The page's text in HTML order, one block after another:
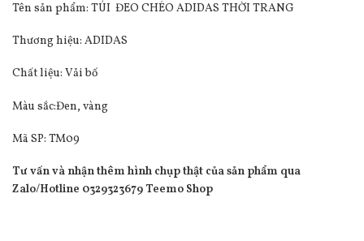
Tên sản phẩm: TÚI ĐEO CHÉO ADIDAS THỜI TRANG
Thương hiệu: ADIDAS
Chất liệu: Vải bố
Màu sắc:Đen, vàng
Mã SP: TM09
Tư vấn và nhận thêm hình chụp thật của sản phẩm qua
Zalo/Hotline 0329323679 Teemo Shop